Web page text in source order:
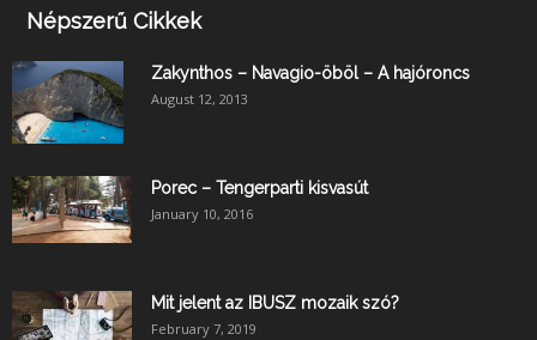
Népszerű Cikkek
Zakynthos – Navagio-öböl – A hajóroncs
August 12, 2013
Porec – Tengerparti kisvasút
January 10, 2016
Mit jelent az IBUSZ mozaik szó?
February 7, 2019